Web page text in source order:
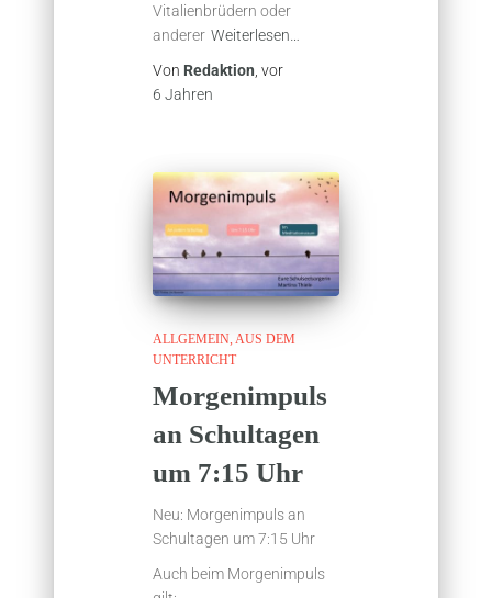
Vitalienbrüdern oder
anderer Weiterlesen…
Von Redaktion , vor
6 Jahren
ALLGEMEIN AUS DEM
UNTERRICHT
Morgenimpuls
an Schultagen
um 7:15 Uhr
Neu: Morgenimpuls an
Schultagen um 7:15 Uhr
Auch beim Morgenimpuls